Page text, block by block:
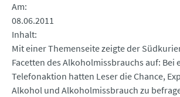
Am
08.06.2011
Inhalt
Mit einer Themenseite zeigte der
Facetten des Alkoholmissbrauchs auf: Bei
Telefonaktion hatten Leser die Chance,
Alkohol und Alkoholmissbrauch zu